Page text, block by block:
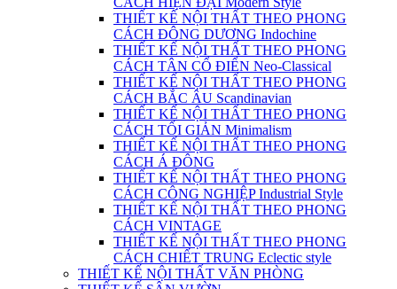
THIẾT KẾ NỘI THẤT THEO PHONG
CÁCH ĐÔNG DƯƠNG Indochine
THIẾT KẾ NỘI THẤT THEO PHONG
CÁCH TÂN CỔ ĐIỂN Neo-Classical
THIẾT KẾ NỘI THẤT THEO PHONG
CÁCH BẮC ÂU Scandinavian
THIẾT KẾ NỘI THẤT THEO PHONG
CÁCH TỐI GIẢN Minimalism
THIẾT KẾ NỘI THẤT THEO PHONG
CÁCH Á ĐÔNG
THIẾT KẾ NỘI THẤT THEO PHONG
CÁCH CÔNG NGHIỆP Industrial Style
THIẾT KẾ NỘI THẤT THEO PHONG
CÁCH VINTAGE
THIẾT KẾ NỘI THẤT THEO PHONG
CÁCH CHIẾT TRUNG Eclectic style
THIẾT KẾ NỘI THẤT VĂN PHÒNG